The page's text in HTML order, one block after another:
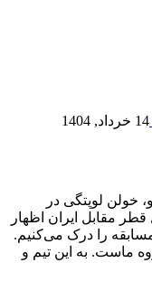
14 خرداد, 1404
خولن لوپتگی در
مقابل ایران اظهار
را درک می‌کنیم.
ماست. به این تیم و